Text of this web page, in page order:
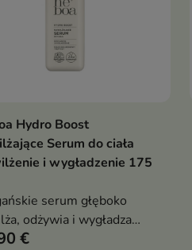
Dodaj do koszyka
Hydro Boost
Serum do ciała
i wygładzenie 175
serum głęboko
odżywia i wygładza
Lekka, szybko
€